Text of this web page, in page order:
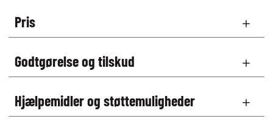
Pris
Godtgørelse og tilskud
Hjælpemidler og støttemuligheder